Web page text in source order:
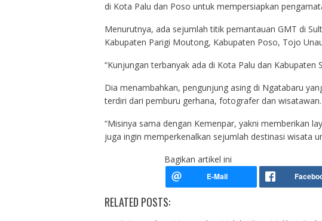
di Kota Palu dan Poso untuk mempersiapkan
Menurutnya, ada sejumlah titik pemantauan GMT di
Kabupaten Parigi Moutong, Kabupaten Poso, Tojo
“Kunjungan terbanyak ada di Kota Palu dan Kabupaten
Dia menambahkan, pengunjung asing di Ngatabaru
terdiri dari pemburu gerhana, fotografer dan wisatawan.
“Misinya sama dengan Kemenpar, yakni memberikan
juga ingin memperkenalkan sejumlah destinasi wisata
Bagikan artikel ini
RELATED POSTS: